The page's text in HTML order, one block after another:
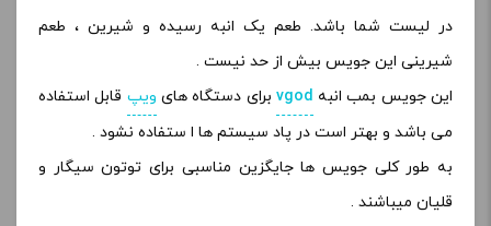
در لیست شما باشد. طعم یک انبه رسیده و شیرین ، طعم
شیرینی این جویس بیش از حد نیست .
این جویس بمب انبه vgod برای دستگاه های ویپ قابل استفاده
می باشد و بهتر است در پاد سیستم ها ا ستفاده نشود .
به طور کلی جویس ها جایگزین مناسبی برای توتون سیگار و
قلیان میباشند .